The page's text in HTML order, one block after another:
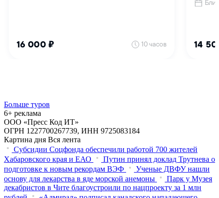
Больше туров
6+ реклама
ООО «Пресс Код ИТ»
ОГРН 1227700267739, ИНН 9725083184
Картина дня Вся лента
Субсидии Соцфонда обеспечили работой 700 жителей
Хабаровского края и ЕАО
Путин принял доклад Трутнева о
подготовке к новым рекордам ВЭФ
Ученые ДВФУ нашли
основу для лекарства в яде морской анемоны
Парк у Музея
декабристов в Чите благоустроили по нацпроекту за 1 млн